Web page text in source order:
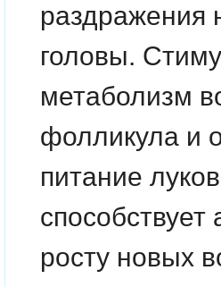
раздражения
головы.
метаболизм
фолликула и
питание
способствует
росту новых